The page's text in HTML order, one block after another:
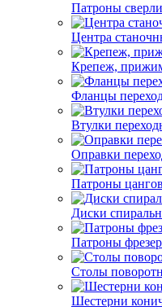
Патроны
Центра
Крепеж,
Фланцы
Втулки
Оправки
Патроны
Диски
Патроны
Столы
Шестерни